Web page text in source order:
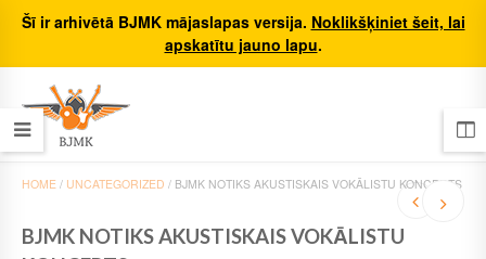
Šī ir arhivētā BJMK mājaslapas versija. Noklikšķiniet šeit, lai
apskatītu jauno lapu.
HOME / UNCATEGORIZED / BJMK NOTIKS AKUSTISKAIS VOKĀLISTU KONCERTS
BJMK NOTIKS AKUSTISKAIS VOKĀLISTU